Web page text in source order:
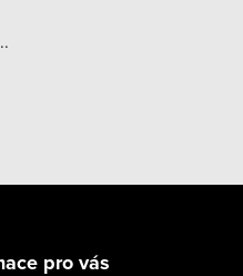
pro vás